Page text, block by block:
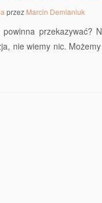
przez Marcin Demianiuk
przekazywać?
nie wiemy nic.